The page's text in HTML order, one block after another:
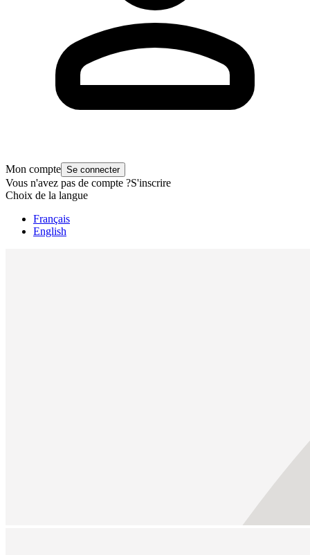
Mon compte Se connecter
Vous n'avez pas de compte ?S'inscrire
Choix de la langue
Français
English